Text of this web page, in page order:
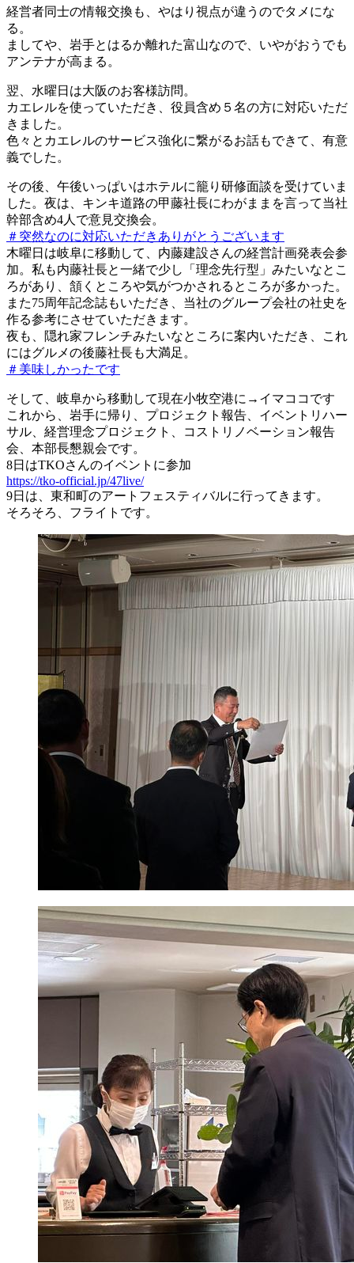
経営者同士の情報交換も、やはり視点が違うのでタメにな
る。
ましてや、岩手とはるか離れた富山なので、いやがおうでも
アンテナが高まる。
翌、水曜日は大阪のお客様訪問。
カエレルを使っていただき、役員含め５名の方に対応いただ
きました。
色々とカエレルのサービス強化に繋がるお話もできて、有意
義でした。
その後、午後いっぱいはホテルに籠り研修面談を受けていま
した。夜は、キンキ道路の甲藤社長にわがままを言って当社
幹部含め4人で意見交換会。
＃突然なのに対応いただきありがとうございます
木曜日は岐阜に移動して、内藤建設さんの経営計画発表会参
加。私も内藤社長と一緒で少し「理念先行型」みたいなとこ
ろがあり、頷くところや気がつかされるところが多かった。
また75周年記念誌もいただき、当社のグループ会社の社史を
作る参考にさせていただきます。
夜も、隠れ家フレンチみたいなところに案内いただき、これ
にはグルメの後藤社長も大満足。
＃美味しかったです
そして、岐阜から移動して現在小牧空港に→イマココです
これから、岩手に帰り、プロジェクト報告、イベントリハー
サル、経営理念プロジェクト、コストリノベーション報告
会、本部長懇親会です。
8日はTKOさんのイベントに参加
https://tko-official.jp/47live/
9日は、東和町のアートフェスティバルに行ってきます。
そろそろ、フライトです。